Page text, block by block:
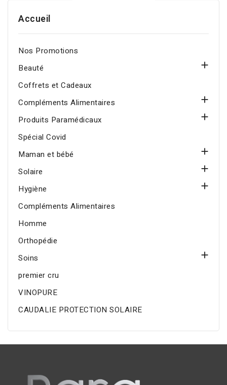
Accueil
Nos Promotions
Beauté

Coffrets et Cadeaux
Compléments Alimentaires

Produits Paramédicaux

Spécial Covid
Maman et bébé

Solaire

Hygiène

Compléments Alimentaires
Homme
Orthopédie
Soins

premier cru
VINOPURE
CAUDALIE PROTECTION SOLAIRE